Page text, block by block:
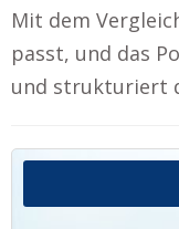
Mit dem
passt, und das
und strukturiert